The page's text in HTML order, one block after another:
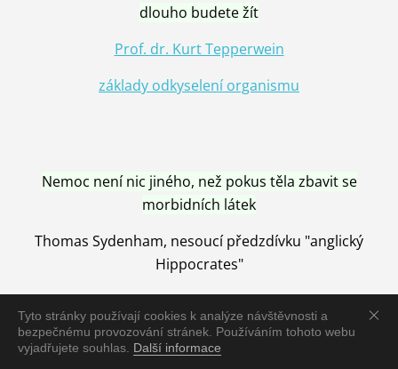
Tyto stránky používají cookies k analýze návštěvnosti a
bezpečnému provozování stránek. Používáním tohoto webu
vyjadřujete souhlas. Další informace
dlouho budete žít
Prof. dr. Kurt Tepperwein
základy odkyselení organismu
Nemoc není nic jiného, než pokus těla zbavit se
morbidních látek
Thomas Sydenham, nesoucí předzdívku "anglický
Hippocrates"
Nemoc je vyléčena jen pomocí Přírody, neutralizací a